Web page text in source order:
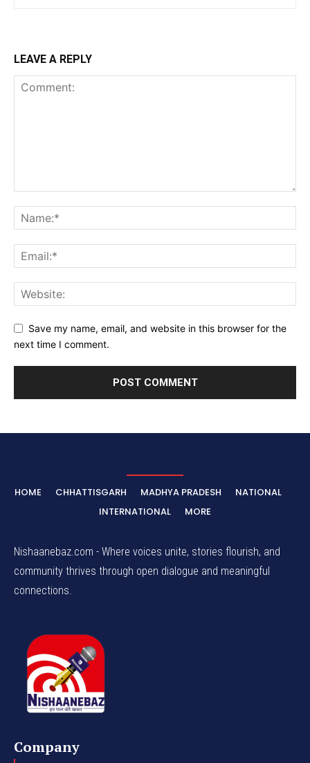
LEAVE A REPLY
Save my name, email, and website in this browser for the
next time I comment.
HOME CHHATTISGARH MADHYA PRADESH
NATIONAL
INTERNATIONAL
MORE
Nishaanebaz.com - Where voices unite, stories flourish, and
community thrives through open dialogue and meaningful
connections.
Company